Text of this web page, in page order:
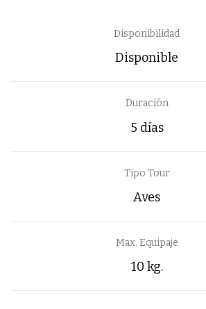
Disponibilidad
Disponible
Duración
5 días
Tipo Tour
Aves
Max. Equipaje
10 kg.